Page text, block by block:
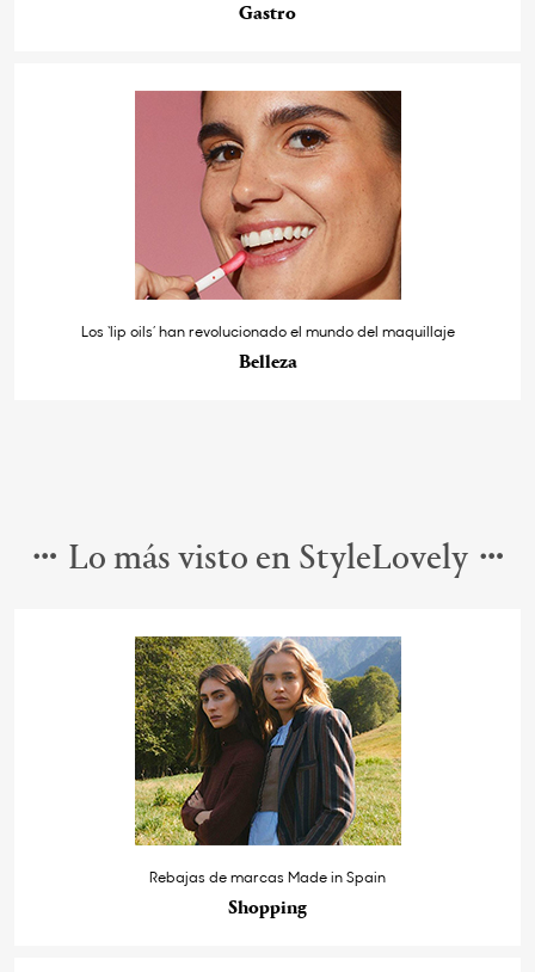
Gastro
Los ‘lip oils’ han revolucionado el mundo del maquillaje
Belleza
Lo más visto en StyleLovely
Rebajas de marcas Made in Spain
Shopping